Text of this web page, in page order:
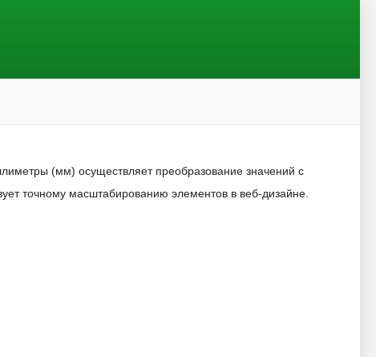
(мм) осуществляет преобразование значений с
точному масштабированию элементов в веб-дизайне.